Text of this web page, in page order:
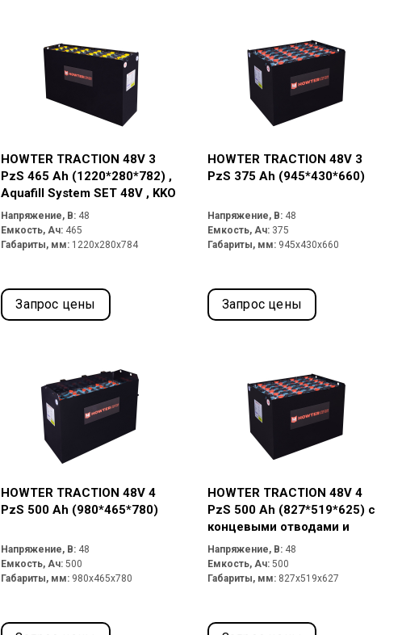
HOWTER TRACTION 48V 3
PzS 465 Ah (1220*280*782) ,
Aquafill System SET 48V , KKO
REMA 320A
Напряжение, В: 48
Емкость, Ач: 465
Габариты, мм: 1220x280x784
Запрос цены
HOWTER TRACTION 48V 3
PzS 375 Ah (945*430*660)
Напряжение, В: 48
Емкость, Ач: 375
Габариты, мм: 945x430x660
Запрос цены
HOWTER TRACTION 48V 4
PzS 500 Ah (980*465*780)
Напряжение, В: 48
Емкость, Ач:500
Габариты, мм: 980x465x780
HOWTER TRACTION 48V 4
PzS 500 Ah (827*519*625) с
концевыми отводами и
разъемом Rema 320A
Напряжение, В: 48
Емкость, Ач: 500
Габариты, мм: 827x519x627